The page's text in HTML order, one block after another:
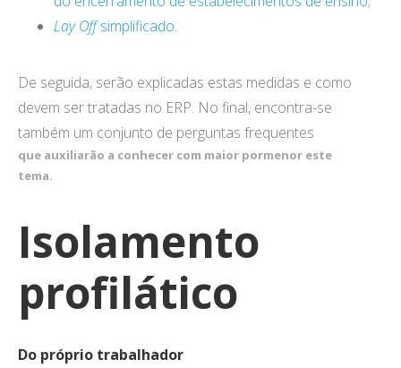
Lay Offsimplificado.
De seguida, serão explicadas estas medidas e como
devem ser tratadas no ERP. No final, encontra-se
também um conjunto de perguntas frequentes
que auxiliarão a conhecer com maior pormenor este
tema.
Isolamento
profilático
Do próprio trabalhador